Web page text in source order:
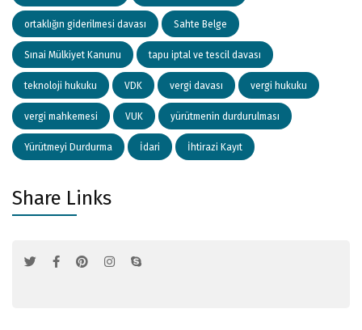
ortaklığın giderilmesi davası Sahte Belge
Sınai Mülkiyet Kanunu tapu iptal ve tescil davası
teknoloji hukuku VDK vergi davası vergi hukuku
vergi mahkemesi VUK yürütmenin durdurulması
Yürütmeyi Durdurma İdari İhtirazi Kayıt
Share Links